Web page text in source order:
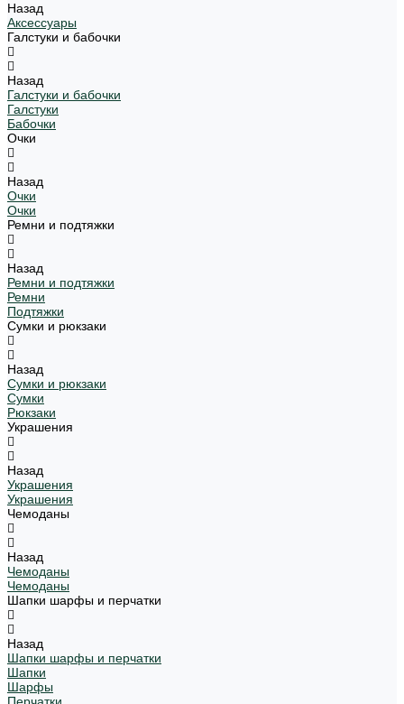
Назад
Аксессуары
Галстуки и бабочки
Назад
Галстуки и бабочки
Галстуки
Бабочки
Очки
Назад
Очки
Очки
Ремни и подтяжки
Назад
Ремни и подтяжки
Ремни
Подтяжки
Сумки и рюкзаки
Назад
Сумки и рюкзаки
Сумки
Рюкзаки
Украшения
Назад
Украшения
Украшения
Чемоданы
Назад
Чемоданы
Чемоданы
Шапки шарфы и перчатки
Назад
Шапки шарфы и перчатки
Шапки
Шарфы